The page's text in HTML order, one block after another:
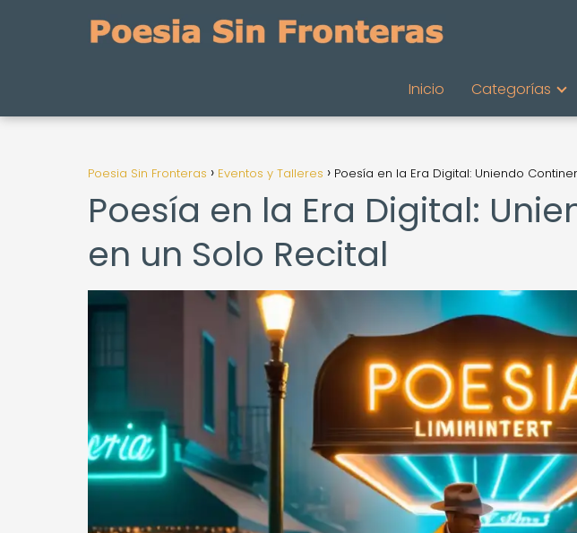
Inicio Categorías
Poesia Sin Fronteras Eventos y Talleres Poesía en la Era Digital: Uniendo
Poesía en la Era Digital:
en un Solo Recital